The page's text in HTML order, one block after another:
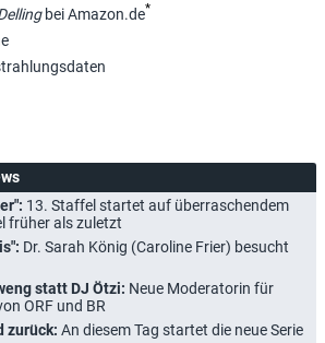
bei Amazon.de*
13. Staffel startet auf überraschendem
früher als zuletzt
Dr. Sarah König (Caroline Frier) besucht
statt DJ Ötzi: Neue Moderatorin für
ORF und BR
zurück: An diesem Tag startet die neue Serie